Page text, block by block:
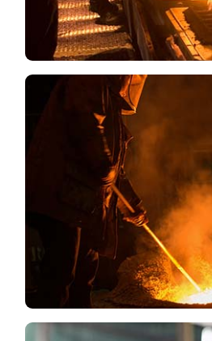
LEES
In goede
opdrachtgevers maken
onderdelen die worden
machinebouw, offshore-
LEES